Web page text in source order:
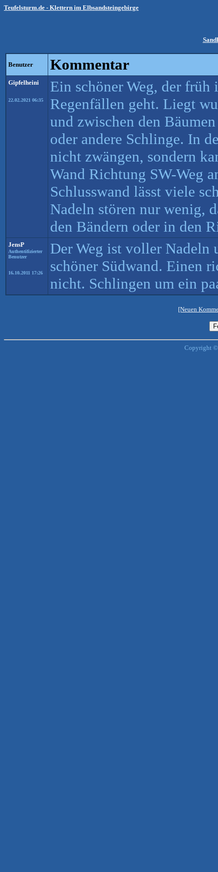
Teufelsturm.de - Klettern im Elbsandsteingebirge
Benutzer Kommentar
Gipfelheini
22.02.2021 06:35
Ein schöner Weg, der früh
Regenfällen geht. Liegt
und zwischen den
oder andere Schlinge. In
nicht zwängen, sondern
Wand Richtung SW-Weg
Schlusswand lässt viele
Nadeln stören nur wenig,
den Bändern oder in den
JensP
Authentifizierter
Benutzer
16.10.2011 17:26
Der Weg ist voller Nadeln
schöner Südwand. Einen
nicht. Schlingen um ein
[Neuen
Copyright ©